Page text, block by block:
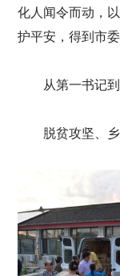
化人闻令而动，
护平安，得到市委
从第一书记
脱贫攻坚、